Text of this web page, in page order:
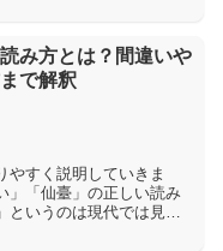
読み方とは？間違いや
で解釈
やすく説明していきま
」「仙臺」の正しい読み
というのは現代では見慣